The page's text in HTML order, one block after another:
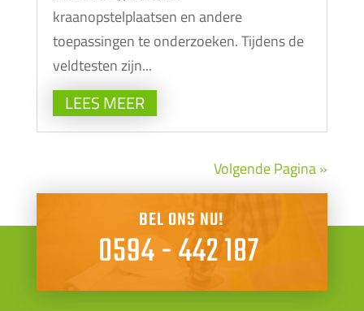
kraanopstelplaatsen en andere
toepassingen te onderzoeken. Tijdens de
veldtesten zijn...
LEES MEER
Volgende Pagina »
BEL ONS NU!
0594 - 442 187